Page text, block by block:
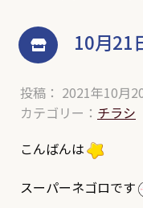
10月21
投稿： 2021年10月
カテゴリー： チラシ
こんばんは
スーパーネゴロです